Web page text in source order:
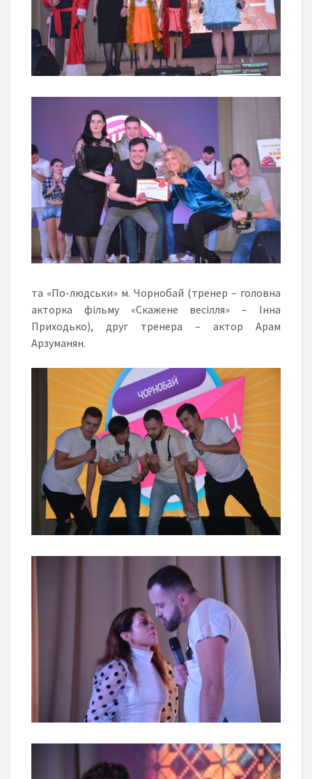
та «По-людськи» м. Чорнобай (тренер – головна
акторка фільму «Скажене весілля» – Інна
Приходько), друг тренера – актор Арам
Арзуманян.